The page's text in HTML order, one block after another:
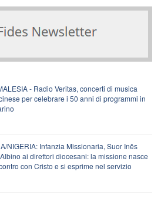
- Radio Veritas, concerti di musica
per celebrare i 50 anni di programmi in
NIGERIA: Infanzia Missionaria, Suor Inês
ai direttori diocesani: la missione nasce
con Cristo e si esprime nel servizio